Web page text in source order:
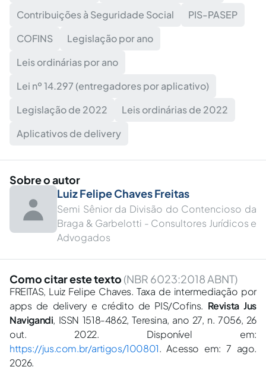
Contribuições à Seguridade Social
PIS-PASEP
COFINS
Legislação por ano
Leis ordinárias por ano
Lei nº 14.297 (entregadores por aplicativo)
Legislação de 2022
Leis ordinárias de 2022
Aplicativos de delivery
Sobre o autor
Luiz Felipe Chaves Freitas
Semi Sênior da Divisão do Contencioso da
Braga & Garbelotti - Consultores Jurídicos e
Advogados
Como citar este texto (NBR 6023:2018 ABNT)
FREITAS, Luiz Felipe Chaves. Taxa de intermediação por
apps de delivery e crédito de PIS/Cofins. Revista Jus
Navigandi, ISSN 1518-4862, Teresina, ano 27, n. 7056, 26
out. 2022. Disponível em:
https://jus.com.br/artigos/100801. Acesso em: 7 ago.
2026.